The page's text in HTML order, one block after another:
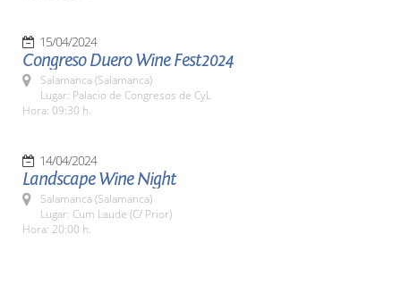
15/04/2024
Congreso Duero Wine Fest2024
Salamanca (Salamanca)
Lugar: Palacio de Congresos de CyL
Hora: 09:30 h.
14/04/2024
Landscape Wine Night
Salamanca (Salamanca)
Lugar: Cum Laude (C/ Prior)
Hora: 20:00 h.